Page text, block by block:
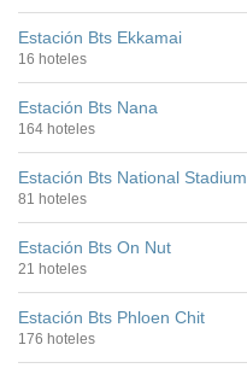
Estación Bts Ekkamai
16 hoteles
Estación Bts Nana
164 hoteles
Estación Bts National Stadium
81 hoteles
Estación Bts On Nut
21 hoteles
Estación Bts Phloen Chit
176 hoteles